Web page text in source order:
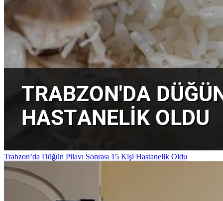
Trabzon’da Düğün Pilavı Sonrası 15 Kişi Hastanelik Oldu